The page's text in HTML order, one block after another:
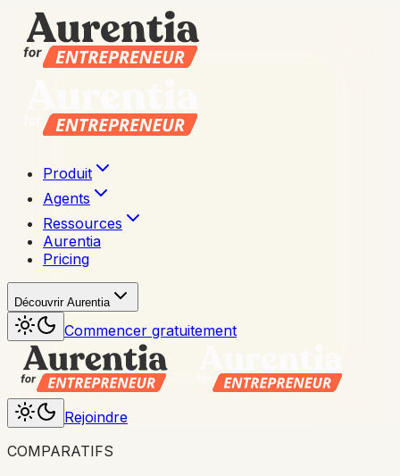
Produit
Agents
Ressources
Aurentia
Pricing
Découvrir Aurentia
Commencer gratuitement
Rejoindre
COMPARATIFS